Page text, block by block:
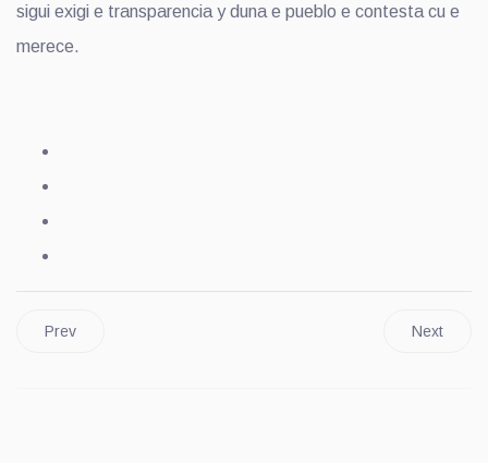
sigui exigi e transparencia y duna e pueblo e contesta cu e
merece.
Prev Next